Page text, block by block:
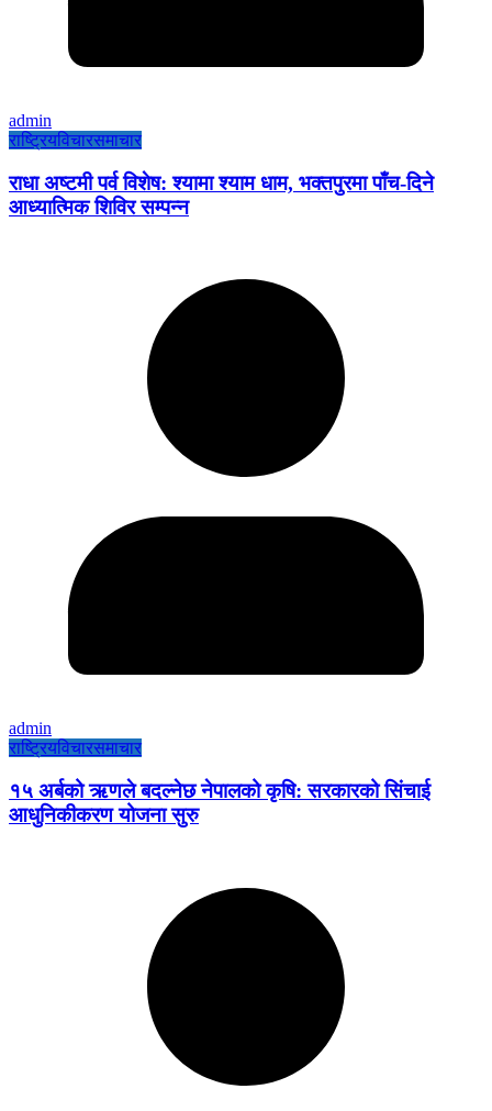
admin
राष्ट्रियविचारसमाचार
राधा अष्टमी पर्व विशेष: श्यामा श्याम धाम, भक्तपुरमा पाँच-दिने
आध्यात्मिक शिविर सम्पन्न
admin
राष्ट्रियविचारसमाचार
१५ अर्बको ऋणले बदल्नेछ नेपालको कृषि: सरकारको सिंचाई
आधुनिकीकरण योजना सुरु